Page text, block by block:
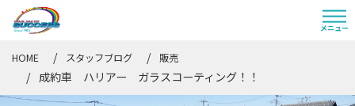
HOME スタッフブログ 販売
成約車 ハリアー ガラスコーティング！！